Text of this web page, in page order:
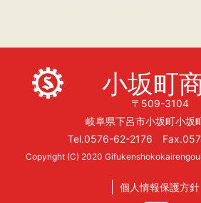
小坂町
〒509-3104
岐阜県下呂市小坂町小坂
Tel.0576-62-2176
Copyright (C) 2020
個人情報保護方針